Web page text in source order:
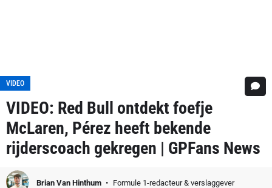
VIDEO
VIDEO: Red Bull ontdekt foefje
McLaren, Pérez heeft bekende
rijderscoach gekregen | GPFans News
Brian Van Hinthum Formule 1-redacteur & verslaggever